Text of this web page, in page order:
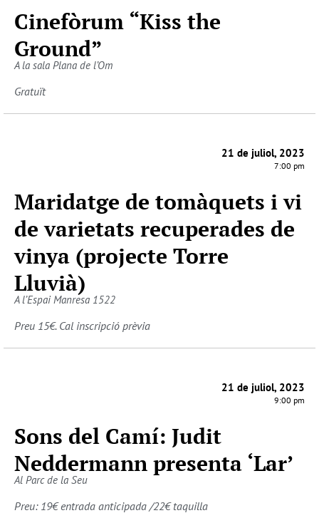
Cinefòrum “Kiss the
Ground”
A la sala Plana de l’Om
Gratuït
21 de juliol, 2023
7:00 pm
Maridatge de tomàquets i vi
de varietats recuperades de
vinya (projecte Torre
Lluvià)
A l’Espai Manresa 1522
Preu 15€. Cal inscripció prèvia
21 de juliol, 2023
9:00 pm
Sons del Camí: Judit
Neddermann presenta ‘Lar’
Al Parc de la Seu
Preu: 19€ entrada anticipada /22€ taquilla